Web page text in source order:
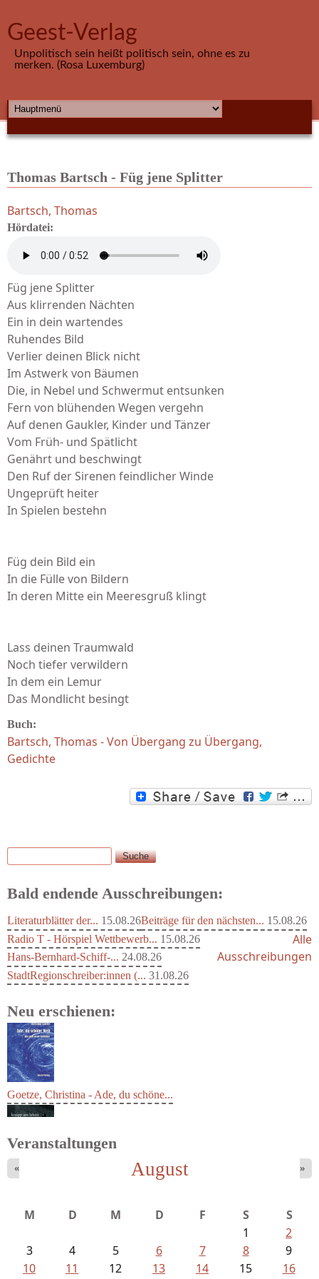
Geest-Verlag
Unpolitisch sein heißt politisch sein, ohne es zu
merken. (Rosa Luxemburg)
HAUPTMENÜ
Thomas Bartsch - Füg jene Splitter
Bartsch, Thomas
Hördatei:
Füg jene Splitter
Aus klirrenden Nächten
Ein in dein wartendes
Ruhendes Bild
Verlier deinen Blick nicht
Im Astwerk von Bäumen
Die, in Nebel und Schwermut entsunken
Fern von blühenden Wegen vergehn
Auf denen Gaukler, Kinder und Tänzer
Vom Früh- und Spätlicht
Genährt und beschwingt
Den Ruf der Sirenen feindlicher Winde
Ungeprüft heiter
In Spielen bestehn
Füg dein Bild ein
In die Fülle von Bildern
In deren Mitte ein Meeresgruß klingt
Lass deinen Traumwald
Noch tiefer verwildern
In dem ein Lemur
Das Mondlicht besingt
Buch:
Bartsch, Thomas - Von Übergang zu Übergang,
Gedichte
Suchformular
Suche
Bald endende Ausschreibungen:
Literaturblätter der... 15.08.26Beiträge für den nächsten... 15.08.26
Radio T - Hörspiel Wettbewerb... 15.08.26
Hans-Bernhard-Schiff-... 24.08.26
StadtRegionschreiber:innen (... 31.08.26
Alle
Ausschreibungen
Neu erschienen:
Goetze, Christina - Ade, du schöne...
Veranstaltungen
August
« »
M D M D F S
S
1
2
3
4 5 6 7 8
9
10
11 12 13 14 15
16